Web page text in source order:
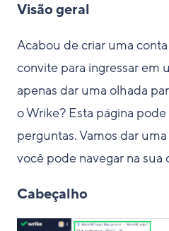
Visão geral
Acabou de criar uma
convite para ingressar em
apenas dar uma olhada
o Wrike? Esta página
perguntas. Vamos dar
você pode navegar na sua
Cabeçalho